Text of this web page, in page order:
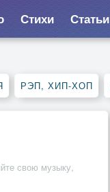
Стихи Статьи
РЭП, ХИП-ХОП
свою музыку,